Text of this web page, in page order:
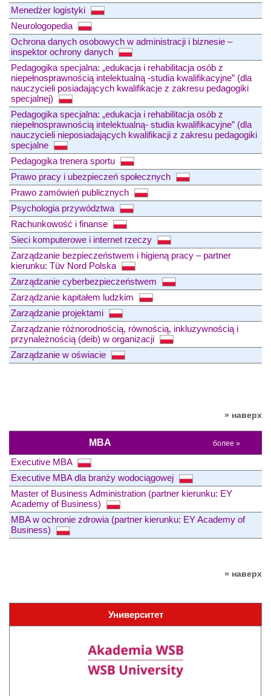
Menedżer logistyki
Neurologopedia
Ochrona danych osobowych w administracji i biznesie –
inspektor ochrony danych
Pedagogika specjalna: „edukacja i rehabilitacja osób z
niepełnosprawnością intelektualną -studia kwalifikacyjne” (dla
nauczycieli posiadających kwalifikacje z zakresu pedagogiki
specjalnej)
Pedagogika specjalna: „edukacja i rehabilitacja osób z
niepełnosprawnością intelektualną- studia kwalifikacyjne” (dla
nauczycieli nieposiadających kwalifikacji z zakresu pedagogiki
specjalne
Pedagogika trenera sportu
Prawo pracy i ubezpieczeń społecznych
Prawo zamówień publicznych
Psychologia przywództwa
Rachunkowość i finanse
Sieci komputerowe i internet rzeczy
Zarządzanie bezpieczeństwem i higieną pracy – partner
kierunku: Tüv Nord Polska
Zarządzanie cyberbezpieczeństwem
Zarządzanie kapitałem ludzkim
Zarządzanie projektami
Zarządzanie różnorodnością, równością, inkluzywnością i
przynależnością (deib) w organizacji
Zarządzanie w oświacie
» наверх
MBA более »
Executive MBA
Executive MBA dla branży wodociągowej
Master of Business Administration (partner kierunku: EY
Academy of Business)
MBA w ochronie zdrowia (partner kierunku: EY Academy of
Business)
» наверх
Университет